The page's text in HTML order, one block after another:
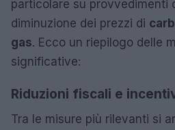
particolare su provvedimenti
diminuzione dei prezzi di
gas. Ecco un riepilogo delle
significative:
Riduzioni fiscali e
Tra le misure più rilevanti si